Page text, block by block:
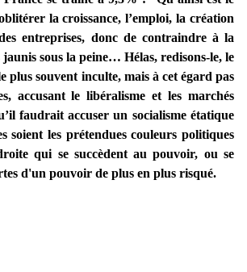
la croissance, l’emploi, la création
entreprises, donc de contraindre à la
jaunis sous la peine… Hélas, redisons-le, le
plus souvent inculte, mais à cet égard pas
accusant le libéralisme et les marchés
faudrait accuser un socialisme étatique
soient les prétendues couleurs politiques
qui se succèdent au pouvoir, ou se
d'un pouvoir de plus en plus risqué.